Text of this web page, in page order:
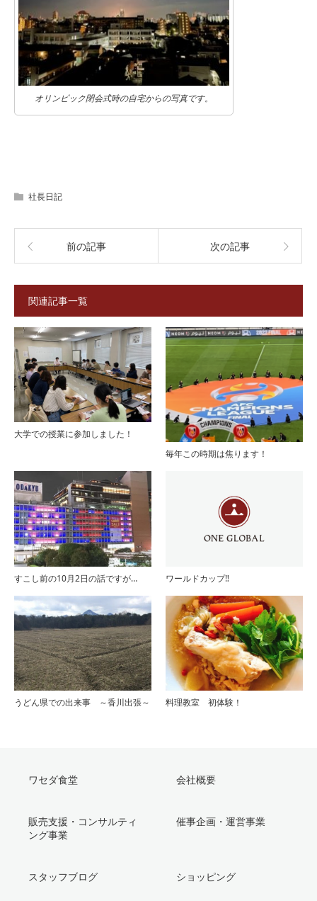
オリンピック閉会式時の自宅からの写真です。
社長日記
前の記事 次の記事
関連記事一覧
大学での授業に参加しました！
毎年この時期は焦ります！
すこし前の10月2日の話ですが… ワールドカップ‼
うどん県での出来事 ～香川出張～ 料理教室 初体験！
ワセダ食堂 会社概要
販売支援・コンサルティ
ング事業
催事企画・運営事業
スタッフブログ ショッピング